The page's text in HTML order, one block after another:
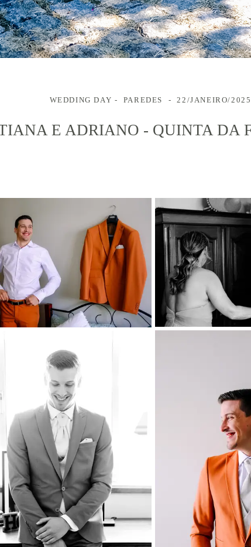
WEDDING DAY PAREDES 22/JANEIRO/2025
E ADRIANO - QUINTA DA